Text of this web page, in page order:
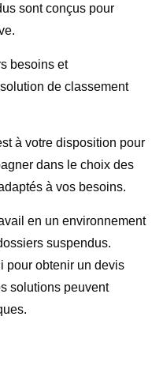
sont conçus pour
besoins et
de classement
à votre disposition pour
dans le choix des
à vos besoins.
en un environnement
suspendus.
pour obtenir un devis
solutions peuvent